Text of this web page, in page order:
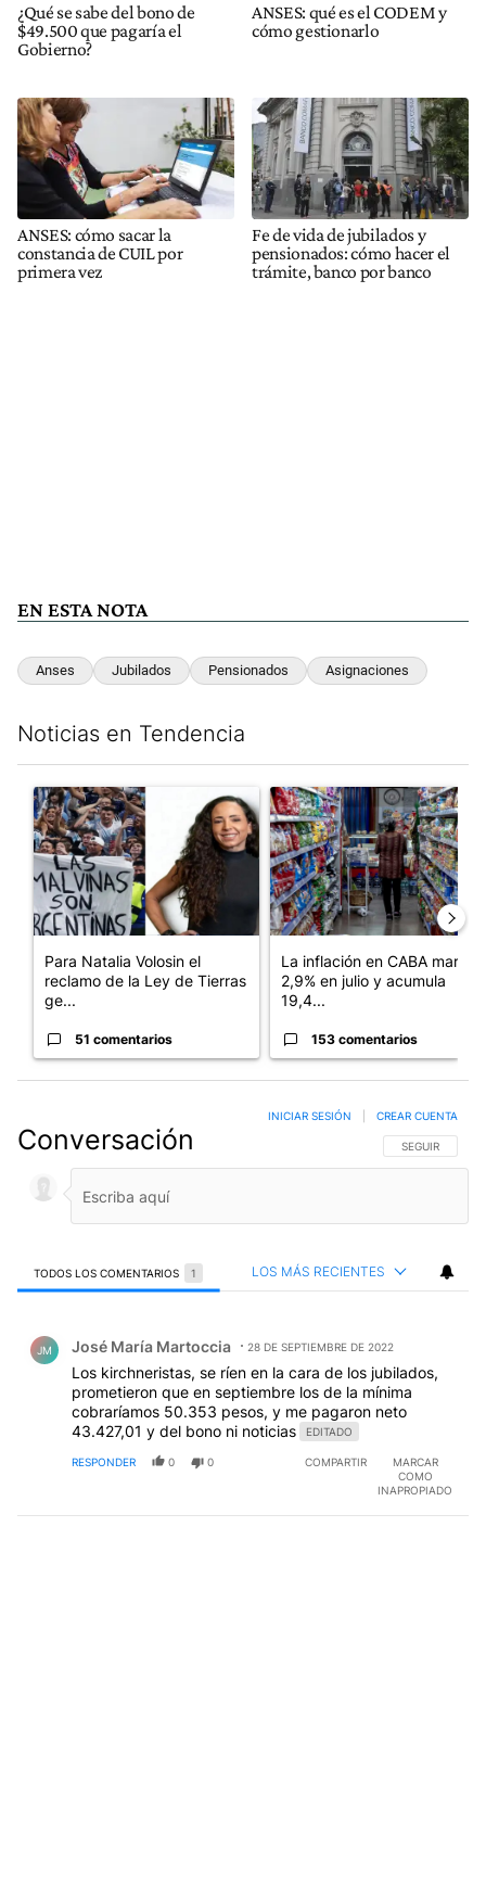
¿Qué se sabe del bono de
$49.500 que pagaría el
Gobierno?
ANSES: qué es el CODEM y
cómo gestionarlo
ANSES: cómo sacar la
constancia de CUIL por
primera vez
Fe de vida de jubilados y
pensionados: cómo hacer el
trámite, banco por banco
EN ESTA NOTA
Anses Jubilados Pensionados Asignaciones
Noticias en Tendencia
Un artículo de tendencia con el título "Para Natalia Volosin el
Para Natalia Volosin el
reclamo de la Ley de Tierras
ge...
51 comentarios
Un artículo de tendencia con
La inflación en CABA marcó
2,9% en julio y acumula
19,4...
153 comentarios
Conversación SIGA ESTA
SEGUIR
INICIAR SESIÓN CREAR CUENTA
TODOS LOS COMENTARIOS 1 LOS MÁS RECIENTES
JM José María Martoccia 28 DE SEPTIEMBRE DE 2022
Los kirchneristas, se ríen en la cara de los jubilados,
prometieron que en septiembre los de la mínima
cobraríamos 50.353 pesos, y me pagaron neto
43.427,01 y del bono ni noticias
EDITADO
RESPONDER 0 0 COMPARTIR
MARCAR
COMO
INAPROPIADO